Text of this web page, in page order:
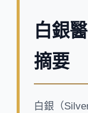
白銀
摘要
白銀（